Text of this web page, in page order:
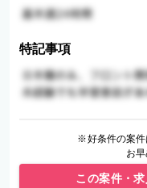
特記事項
※好条件の案件
お
この案件・